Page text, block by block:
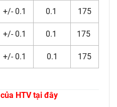
+/- 0.1 0.1
175
+/- 0.1 0.1
175
+/- 0.1 0.1 175
của HTV tại đây